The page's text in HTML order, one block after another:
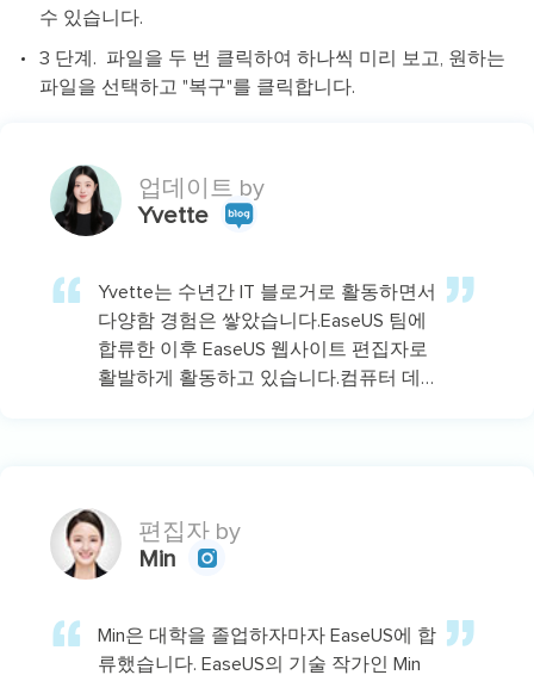
수 있습니다.
3 단계. 파일을 두 번 클릭하여 하나씩 미리 보고, 원하는
파일을 선택하고 "복구"를 클릭합니다.
업데이트 by
Yvette
Yvette는 수년간 IT 블로거로 활동하면서
다양함 경험은 쌓았습니다.EaseUS 팀에
합류한 이후 EaseUS 웹사이트 편집자로
활발하게 활동하고 있습니다.컴퓨터 데
편집자 by
Min

Min은 대학을 졸업하자마자 EaseUS에 합
류했습니다. EaseUS의 기술 작가인 Min